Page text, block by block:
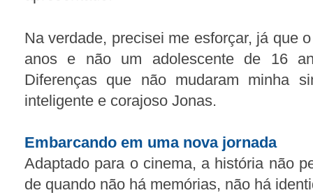
Na verdade, precisei me esforçar, já que
anos e não um adolescente de 16
Diferenças que não mudaram minha
inteligente e corajoso Jonas.
Embarcando em uma nova jornada
Adaptado para o cinema, a história não
de quando não há memórias, não há